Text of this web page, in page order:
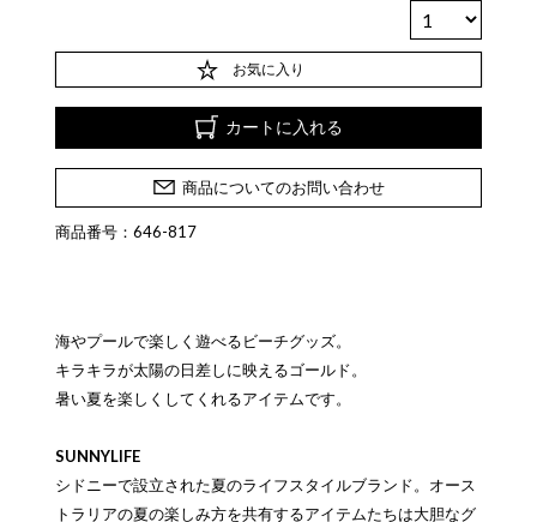
お気に入り
カートに入れる
商品についてのお問い合わせ
商品番号：646-817
海やプールで楽しく遊べるビーチグッズ。
キラキラが太陽の日差しに映えるゴールド。
暑い夏を楽しくしてくれるアイテムです。
SUNNYLIFE
シドニーで設立された夏のライフスタイルブランド。オース
トラリアの夏の楽しみ方を共有するアイテムたちは大胆なグ